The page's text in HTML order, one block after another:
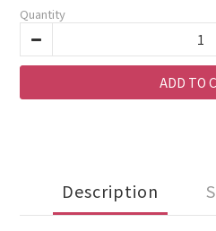
Quantity
ADD TO
Description